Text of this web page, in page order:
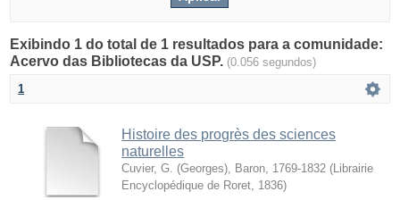
Exibindo 1 do total de 1 resultados para a comunidade:
Acervo das Bibliotecas da USP. (0.056 segundos)
1
Histoire des progrès des sciences
naturelles
Cuvier, G. (Georges), Baron, 1769-1832 ( Librairie
Encyclopédique de Roret 1836)